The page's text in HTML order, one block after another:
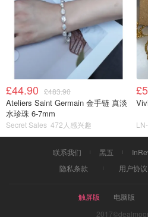
£44.90 £483.90
Ateliers Saint Germain 金手链 真淡
水珍珠 6-7mm
Secret Sales 472人感兴趣
联系我们 黑五
隐私条款
用户协议
触屏版 电脑版